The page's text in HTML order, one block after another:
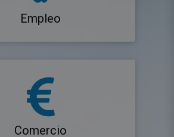
Empleo
Comercio